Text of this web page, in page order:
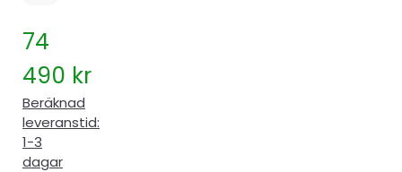
74
490 kr
Beräknad
leveranstid:
1-3
dagar